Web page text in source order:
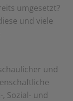
wieder zur
um Ihnen
So
umgesetzt?
und viele
und
Sozial- und